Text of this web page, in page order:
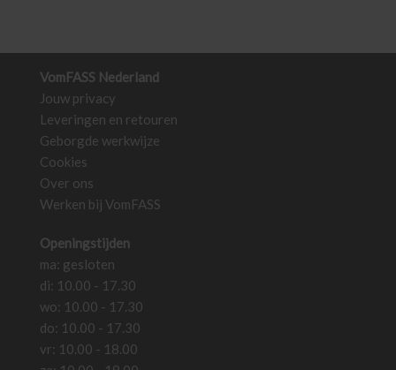
VomFASS Nederland
Jouw privacy
Leveringen en retouren
Geborgde werkwijze
Cookies
Over ons
Werken bij VomFASS
Openingstijden
ma: gesloten
di: 10.00 - 17.30
wo: 10.00 - 17.30
do: 10.00 - 17.30
vr: 10.00 - 18.00